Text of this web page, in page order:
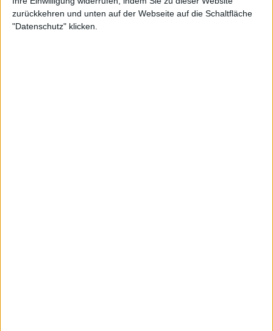
zurückkehren und unten auf der Webseite auf die Schaltfläche
"Datenschutz" klicken.